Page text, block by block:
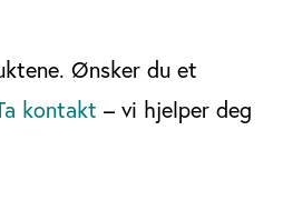
Ønsker du et
kontakt – vi hjelper deg